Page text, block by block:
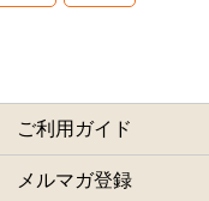
ご利用ガイド
メルマガ登録